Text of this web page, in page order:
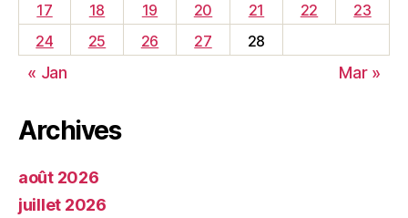
17
18 19 20 21 22
23
24
25 26 27 28
« Jan Mar »
Archives
août 2026
juillet 2026